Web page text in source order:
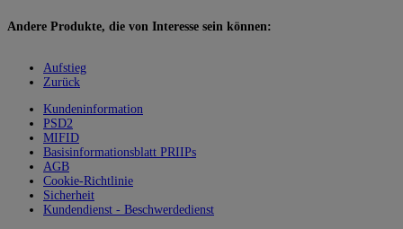
Andere Produkte, die von Interesse sein können:
Aufstieg
Zurück
Kundeninformation
PSD2
MIFID
Basisinformationsblatt PRIIPs
AGB
Cookie-Richtlinie
Sicherheit
Kundendienst - Beschwerdedienst